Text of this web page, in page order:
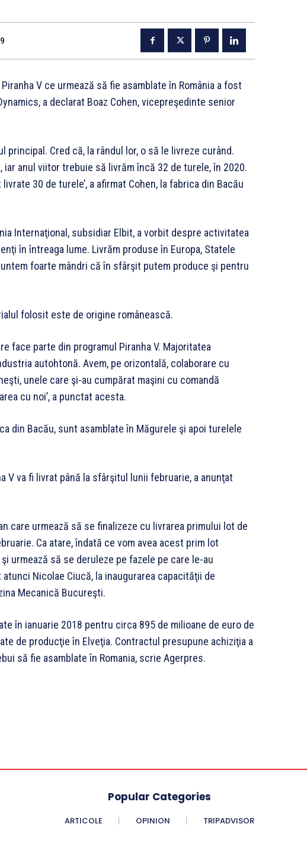
V ce urmează să fie asamblate în România a fost
a declarat Boaz Cohen, vicepreşedinte senior
principal. Cred că, la rândul lor, o să le livreze curând.
anul viitor trebuie să livrăm încă 32 de turele, în 2020.
30 de turele’, a afirmat Cohen, la fabrica din Bacău
Internaţional, subsidiar Elbit, a vorbit despre activitatea
în întreaga lume. Livrăm produse în Europa, Statele
foarte mândri că în sfârşit putem produce şi pentru
folosit este de origine românească.
face parte din programul Piranha V. Majoritatea
autohtonă. Avem, pe orizontală, colaborare cu
unele care şi-au cumpărat maşini cu comandă
cu noi’, a punctat acesta.
din Bacău, sunt asamblate în Măgurele şi apoi turelele
V va fi livrat până la sfârşitul lunii februarie, a anunţat
care urmează să se finalizeze cu livrarea primului lot de
Ca atare, îndată ce vom avea acest prim lot
urmează să se deruleze pe fazele pe care le-au
atunci Nicolae Ciucă, la inaugurarea capacităţii de
Mecanică Bucureşti.
în ianuarie 2018 pentru circa 895 de milioane de euro de
de producţie în Elveţia. Contractul presupune achiziţia a
să fie asamblate în Romania, scrie Agerpres.
Popular Categories
ARTICOLE OPINION TRIPADVISOR